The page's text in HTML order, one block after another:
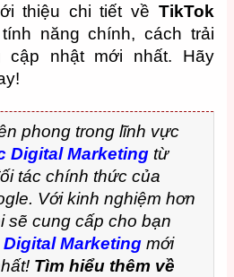
thiệu chi tiết về TikTok
năng chính, cách trải
cập nhật mới nhất. Hãy
phong trong lĩnh vực
Digital Marketing từ
tác chính thức của
Với kinh nghiệm hơn
sẽ cung cấp cho bạn
Marketing mới
Tìm hiểu thêm về